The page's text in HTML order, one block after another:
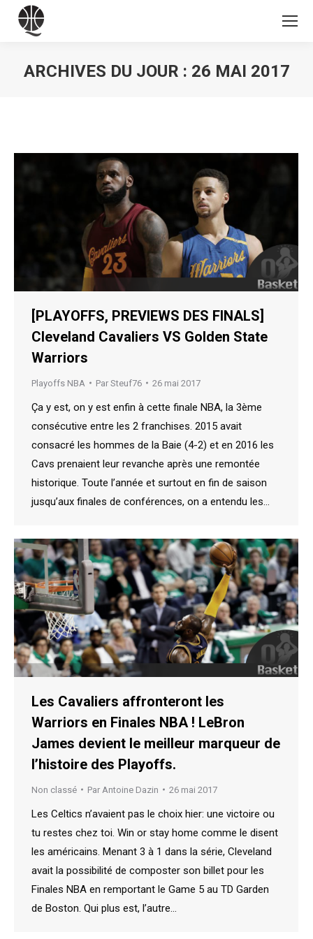
ARCHIVES DU JOUR : 26 MAI 2017
[PLAYOFFS, PREVIEWS DES FINALS]
Cleveland Cavaliers VS Golden State
Warriors
Playoffs NBA Par Steuf76 26 mai 2017
Ça y est, on y est enfin à cette finale NBA, la 3ème
consécutive entre les 2 franchises. 2015 avait
consacré les hommes de la Baie (4-2) et en 2016 les
Cavs prenaient leur revanche après une remontée
historique. Toute l’année et surtout en fin de saison
jusqu’aux finales de conférences, on a entendu les…
Les Cavaliers affronteront les
Warriors en Finales NBA ! LeBron
James devient le meilleur marqueur de
l’histoire des Playoffs.
Non classé Par Antoine Dazin 26 mai 2017
Les Celtics n’avaient pas le choix hier: une victoire ou
tu restes chez toi. Win or stay home comme le disent
les américains. Menant 3 à 1 dans la série, Cleveland
avait la possibilité de composter son billet pour les
Finales NBA en remportant le Game 5 au TD Garden
de Boston. Qui plus est, l’autre…